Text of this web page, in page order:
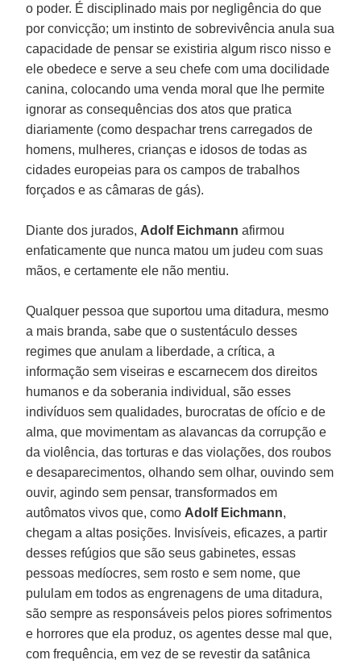
o poder. É disciplinado mais por negligência do que
por convicção; um instinto de sobrevivência anula sua
capacidade de pensar se existiria algum risco nisso e
ele obedece e serve a seu chefe com uma docilidade
canina, colocando uma venda moral que lhe permite
ignorar as consequências dos atos que pratica
diariamente (como despachar trens carregados de
homens, mulheres, crianças e idosos de todas as
cidades europeias para os campos de trabalhos
forçados e as câmaras de gás).
Diante dos jurados, Adolf Eichmann afirmou
enfaticamente que nunca matou um judeu com suas
mãos, e certamente ele não mentiu.
Qualquer pessoa que suportou uma ditadura, mesmo
a mais branda, sabe que o sustentáculo desses
regimes que anulam a liberdade, a crítica, a
informação sem viseiras e escarnecem dos direitos
humanos e da soberania individual, são esses
indivíduos sem qualidades, burocratas de ofício e de
alma, que movimentam as alavancas da corrupção e
da violência, das torturas e das violações, dos roubos
e desaparecimentos, olhando sem olhar, ouvindo sem
ouvir, agindo sem pensar, transformados em
autômatos vivos que, como Adolf Eichmann,
chegam a altas posições. Invisíveis, eficazes, a partir
desses refúgios que são seus gabinetes, essas
pessoas medíocres, sem rosto e sem nome, que
pululam em todos as engrenagens de uma ditadura,
são sempre as responsáveis pelos piores sofrimentos
e horrores que ela produz, os agentes desse mal que,
com frequência, em vez de se revestir da satânica